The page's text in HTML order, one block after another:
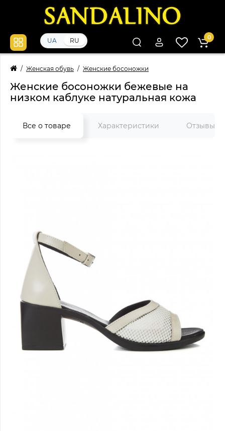
UA RU 0
Женская обувь Женские босоножки
Женские босоножки бежевые на
низком каблуке натуральная кожа
Все о товаре Характеристики Отзывы